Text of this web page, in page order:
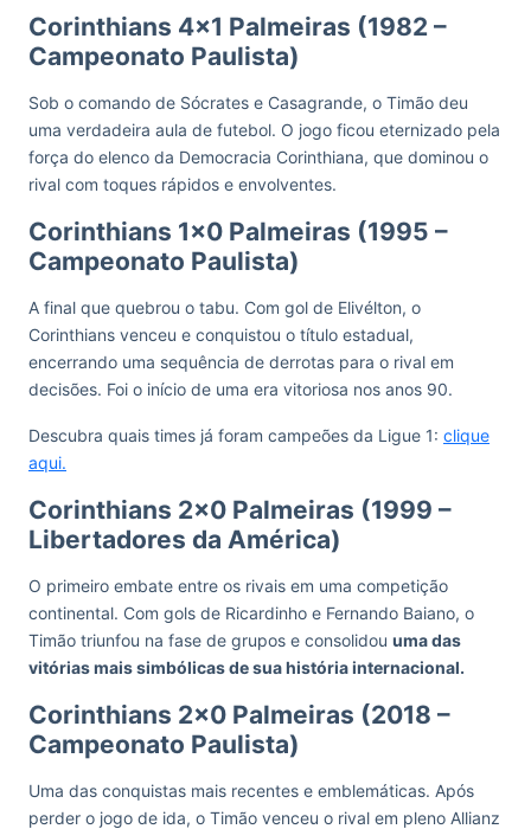
Corinthians 4×1 Palmeiras (1982 –
Campeonato Paulista)
Sob o comando de Sócrates e Casagrande, o Timão deu
uma verdadeira aula de futebol. O jogo ficou eternizado pela
força do elenco da Democracia Corinthiana, que dominou o
rival com toques rápidos e envolventes.
Corinthians 1×0 Palmeiras (1995 –
Campeonato Paulista)
A final que quebrou o tabu. Com gol de Elivélton, o
Corinthians venceu e conquistou o título estadual,
encerrando uma sequência de derrotas para o rival em
decisões. Foi o início de uma era vitoriosa nos anos 90.
Descubra quais times já foram campeões da Ligue 1: clique
aqui.
Corinthians 2×0 Palmeiras (1999 –
Libertadores da América)
O primeiro embate entre os rivais em uma competição
continental. Com gols de Ricardinho e Fernando Baiano, o
Timão triunfou na fase de grupos e consolidou uma das
vitórias mais simbólicas de sua história internacional.
Corinthians 2×0 Palmeiras (2018 –
Campeonato Paulista)
Uma das conquistas mais recentes e emblemáticas. Após
perder o jogo de ida, o Timão venceu o rival em pleno Allianz